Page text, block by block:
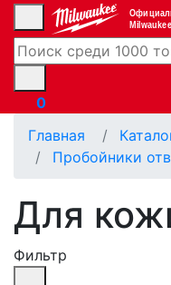
0
Главная
Пробойники
Для
Фильтр